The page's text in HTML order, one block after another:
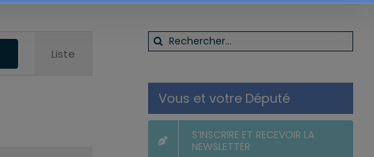
de
Liste
Rechercher:
Vous et votre Député
S’INSCRIRE ET RECEVOIR LA
NEWSLETTER